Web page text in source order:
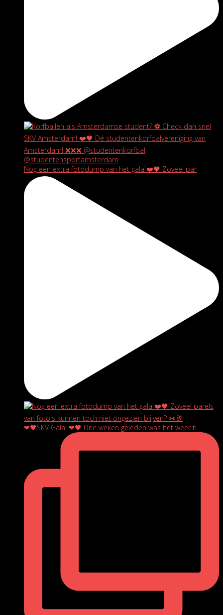
Nog een extra fotodump van het gala ❤️🖤 Zoveel par
❤🖤SKV Gala! ❤🖤 Drie weken geleden was het weer ti